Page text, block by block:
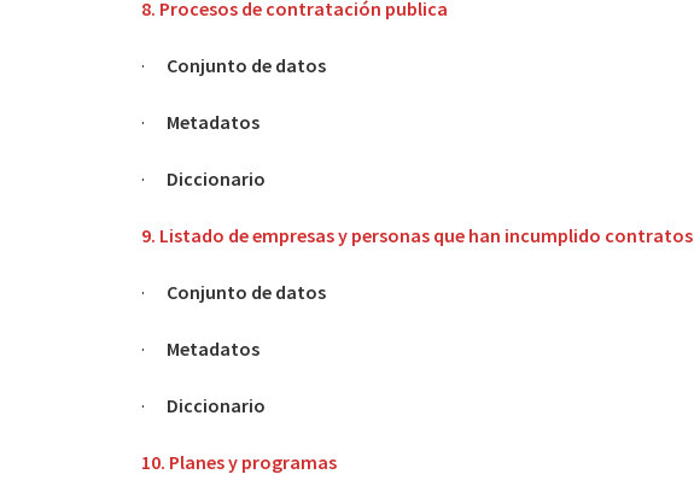
8. Procesos de contratación publica
· Conjunto de datos
· Metadatos
· Diccionario
9. Listado de empresas y personas que han incumplido contratos
· Conjunto de datos
· Metadatos
· Diccionario
10. Planes y programas